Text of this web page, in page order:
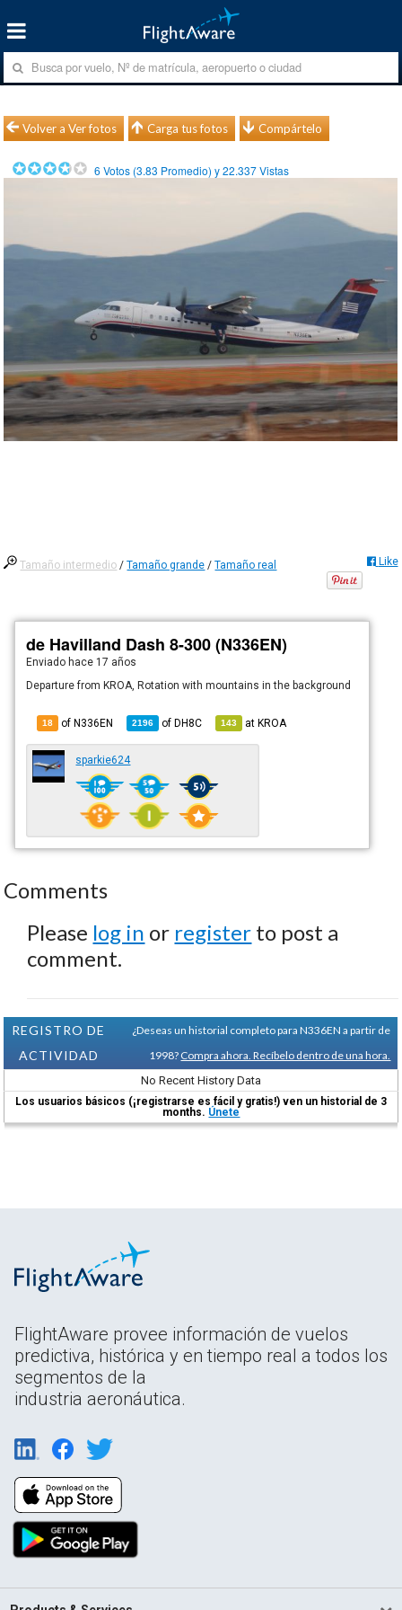
Volver a Ver fotos Carga tus fotos Compártelo
6 Votos (3.83 Promedio) y22.337Vistas
Tamaño intermedio /Tamaño grande /Tamaño real Like
de Havilland Dash 8-300 (N336EN)
Enviado hace 17 años
Departure from KROA, Rotation with mountains in the background
18 of N336EN 2196 ofDH8C 143 atKROA
sparkie624
Comments
Please log in or register to post a
comment.
REGISTRO DE
ACTIVIDAD
¿Deseas un historial completo para N336EN a partir de
1998? Compra ahora. Recíbelo dentro de una hora.
No Recent History Data
Los usuarios básicos (¡registrarse es fácil y gratis!) ven un historial de 3
months. Únete
FlightAware provee información de vuelos
predictiva, histórica y en tiempo real a todos los
segmentos de la
industria aeronáutica.